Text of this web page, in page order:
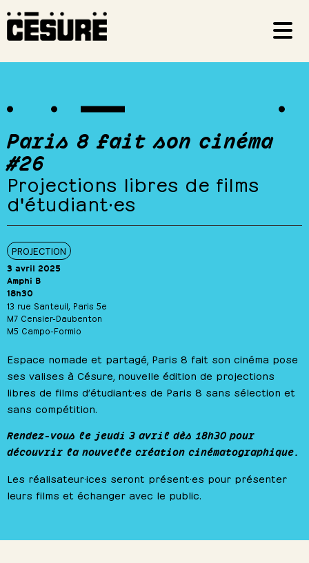
Paris 8 fait son cinéma
#26
Projections libres de films
d'étudiant·es
PROJECTION
3 avril 2025
Amphi B
18h30
13 rue Santeuil, Paris 5e
M7 Censier-Daubenton
M5 Campo-Formio
Espace nomade et partagé, Paris 8 fait son cinéma pose
ses valises à Césure, nouvelle édition de projections
libres de films d’étudiant·es de Paris 8 sans sélection et
sans compétition.
Rendez-vous le jeudi 3 avril dès 18h30 pour
découvrir la nouvelle création cinématographique.
Les réalisateur·ices seront présent·es pour présenter
leurs films et échanger avec le public.